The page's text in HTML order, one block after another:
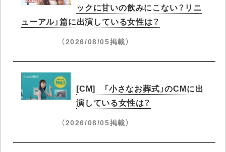
ックに甘いの飲みにこない？リニ
ューアル」篇に出演している女性は？
（2026/08/05掲載）
[CM] 「小さなお葬式」のCMに出
演している女性は？
（2026/08/05掲載）